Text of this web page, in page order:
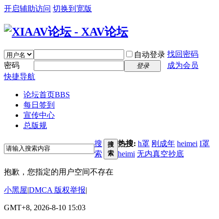
开启辅助访问 切换到宽版
自动登录 找回密码
密码
登录
成为会员
快捷导航
论坛首页BBS
每日签到
宣传中心
总版规
搜
索
搜
索
热搜: h罩 刚成年 heimei I罩
heimi 无内真空抄底
抱歉，您指定的用户空间不存在
小黑屋|DMCA 版权举报|
GMT+8, 2026-8-10 15:03